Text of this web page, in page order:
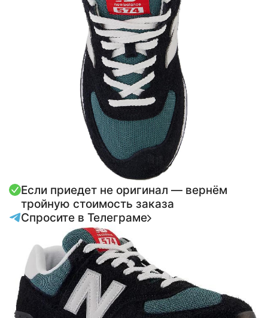
Если приедет не оригинал — вернём
тройную стоимость заказа
Спросите в Телеграме